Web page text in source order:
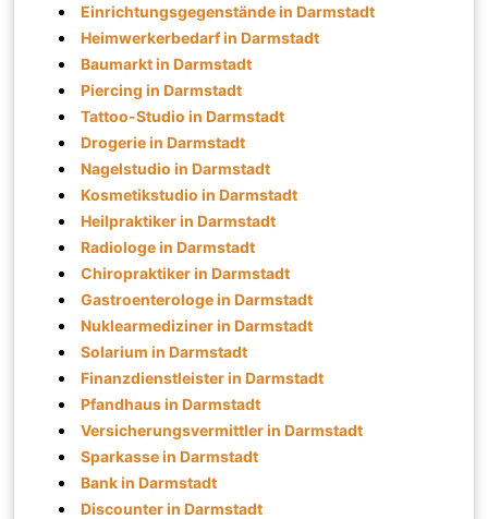
Einrichtungsgegenstände in Darmstadt
Heimwerkerbedarf in Darmstadt
Baumarkt in Darmstadt
Piercing in Darmstadt
Tattoo-Studio in Darmstadt
Drogerie in Darmstadt
Nagelstudio in Darmstadt
Kosmetikstudio in Darmstadt
Heilpraktiker in Darmstadt
Radiologe in Darmstadt
Chiropraktiker in Darmstadt
Gastroenterologe in Darmstadt
Nuklearmediziner in Darmstadt
Solarium in Darmstadt
Finanzdienstleister in Darmstadt
Pfandhaus in Darmstadt
Versicherungsvermittler in Darmstadt
Sparkasse in Darmstadt
Bank in Darmstadt
Discounter in Darmstadt